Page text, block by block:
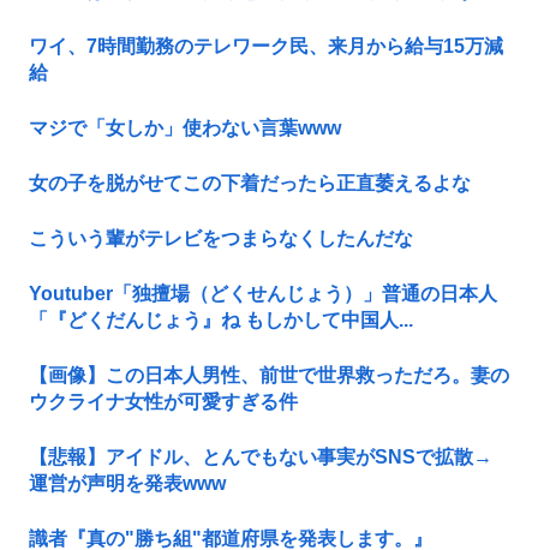
ワイ、7時間勤務のテレワーク民、来月から給与15万減
給
マジで「女しか」使わない言葉www
女の子を脱がせてこの下着だったら正直萎えるよな
こういう輩がテレビをつまらなくしたんだな
Youtuber「独擅場（どくせんじょう）」普通の日本人
「『どくだんじょう』ね もしかして中国人...
【画像】この日本人男性、前世で世界救っただろ。妻の
ウクライナ女性が可愛すぎる件
【悲報】アイドル、とんでもない事実がSNSで拡散→
運営が声明を発表www
識者『真の"勝ち組"都道府県を発表します。』